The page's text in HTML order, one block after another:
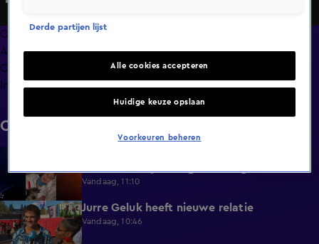
Overzicht
Afleveringen
Clips
Info
Clips
Vandaag, 11:10
1:12 Jurre Geluk heeft nieuwe relatie
Vandaag, 10:46
Derde partijen lijst
Alle cookies accepteren
Huidige keuze opslaan
Voorkeuren beheren